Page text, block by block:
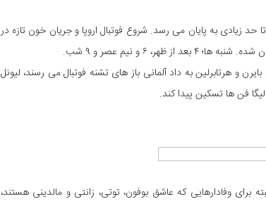
حد زیادی به پایان می رسد. شروع فوتبال اروپا و جریان خون تازه در
۶ و نیم عصر و ۹ شب.
و هرتابرلین به داد آلمانی باز های تشنه فوتبال می رسند، لیونل
فن ها تسکین پیدا کند.
برای وفادارهایی که عاشق بوفون، توتی، زانتی و مالدینی هستند،